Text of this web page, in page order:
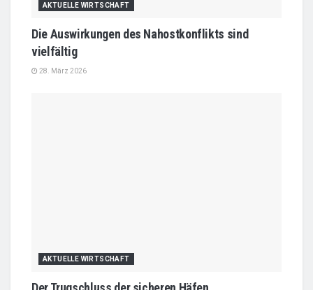
AKTUELLE WIRTSCHAFT
Die Auswirkungen des Nahostkonflikts sind
vielfältig
28. März 2026
AKTUELLE WIRTSCHAFT